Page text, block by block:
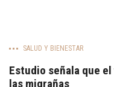
SALUD Y BIENESTAR
Estudio señala que
las migrañas